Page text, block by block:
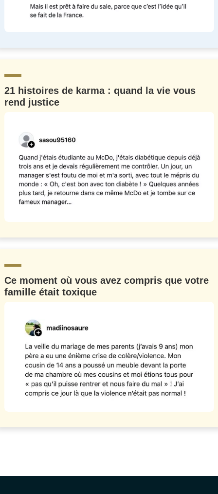
21 histoires de karma : quand la vie vous
rend justice
Ce moment où vous avez compris que votre
famille était toxique